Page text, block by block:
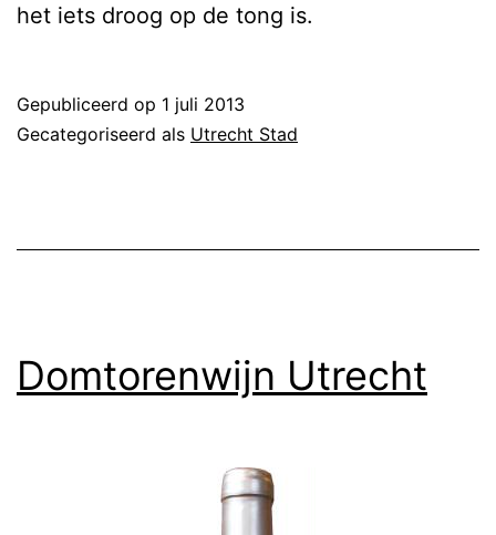
het iets droog op de tong is.
Gepubliceerd op 1 juli 2013
Gecategoriseerd als Utrecht Stad
Domtorenwijn Utrecht